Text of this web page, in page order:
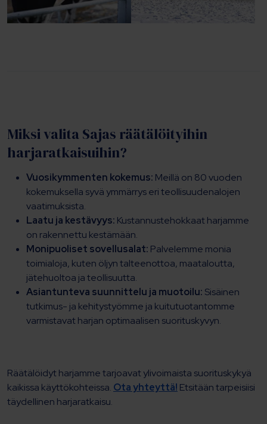
Miksi valita Sajas räätälöityihin
harjaratkaisuihin?
Vuosikymmenten kokemus: Meillä on 80 vuoden
kokemuksella syvä ymmärrys eri teollisuudenalojen
vaatimuksista.
Laatu ja kestävyys: Kustannustehokkaat harjamme
on rakennettu kestämään.
Monipuoliset sovellusalat: Palvelemme monia
toimialoja, kuten öljyn talteenottoa, maataloutta,
jätehuoltoa ja teollisuutta.
Asiantunteva suunnittelu ja muotoilu: Sisäinen
tutkimus- ja kehitystyömme ja kuitutuotantomme
varmistavat harjan optimaalisen suorituskyvyn.
Räätälöidyt harjamme tarjoavat ylivoimaista suorituskykyä
kaikissa käyttökohteissa. Ota yhteyttä! Etsitään tarpeisiisi
täydellinen harjaratkaisu.